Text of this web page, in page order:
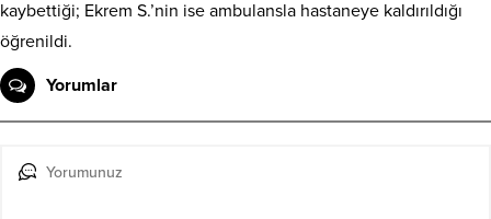
kaybettiği; Ekrem S.’nin ise ambulansla hastaneye kaldırıldığı
öğrenildi.
Yorumlar